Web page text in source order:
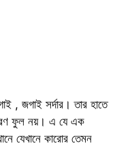
, জগাই সর্দার। তার হাতে
ফুল নয়। এ যে এক
যেখানে কারোর তেমন